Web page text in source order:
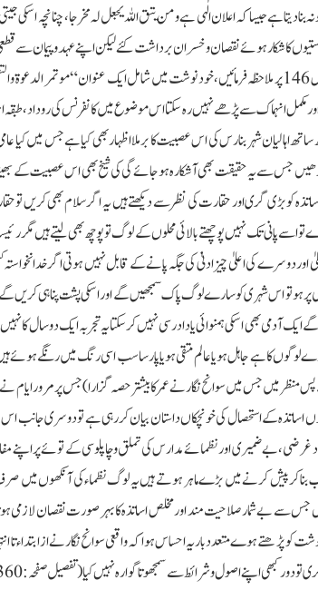
بنادیتا ہے جیسا کہ اعلان الٰہی ہے ومن یتق اللہ یجعل لہ مخرجا،چنانچہ
کا شکار ہوئے نقصان وخسران برداشت کئے لیکن اپنے عہد وپیمان سے
اور مکمل انہماک سے پڑھے نہیں رہ سکتا اس موضوع میں کانفرنس کی روداد،
جس سے یہ حقیقت بھی آشکارہ ہوجائے گی کی شیخ بھی اس عصبیت کے
کو بڑی گری اور حقارت کی نظر سے دیکھتے ہیں یہ اگر سلام بھی کریں
اسے پانی تک نہیں پوچھتے بالائی محلوں کے لوگ تو پوچھ بھی لیتے ہیں مگر
اور دوسرے کی اعلیٰ چیز ادنیٰ کی جگہ پانے کے قابل نہیں ہوتی اگر
پر ہو تو اس شہری کو سارے لوگ پاک سمجھیں گے اور اسکی پشت پناہی کریں
ایک آدمی بھی اسکی ہمنوائی یا داد رسی نہیں کرسکتا یہ تجربہ ایک دو
منظر میں جس میں سوانح نگار نے عمر کا بیشتر حصہ گزارا)جس پر مرور
اساتذہ کے استحصال کی خونچکاں داستان بیان کررہی ہے تو دوسری
غرضی، بے ضمیری اور نظمائے مدارس کی تملق وچاپلوسی کے توئے پر اپنے
بناکر پیش کرنے میں بڑے ماہر ہوتے ہیں یہ لوگ نظماءکی آنکھوں میں صرف
جس سے بے شمار صلاحیت مند اور مخلص اساتذہ کا بہر صورت نقصان لازمی
کو پڑھتے ہوے متعدد بار یہ احساس ہوا کہ واقعی سوانح نگار نے از
اپنے اصول وشرائط سے سمجھوتا گوارہ نہیں کیا (تفصیل صفحہ: 360؍61،62،63پر دیکھیں)خود نوشت کا ورق ورق بالفاظ صادق بستوی اس بات کا گواہ ہے کہ